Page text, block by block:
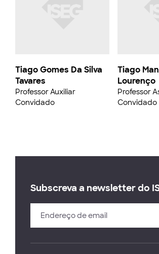
Tiago Gomes Da Silva
Tavares
Professor Auxiliar
Convidado
Tiago
Lourenço
Professor
Convidado
Subscreva a newsletter do